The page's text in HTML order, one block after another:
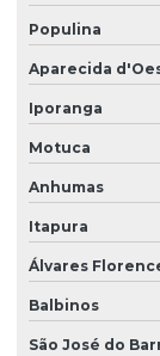
Populina
Aparecida
Iporanga
Motuca
Anhumas
Itapura
Álvares
Balbinos
São José do